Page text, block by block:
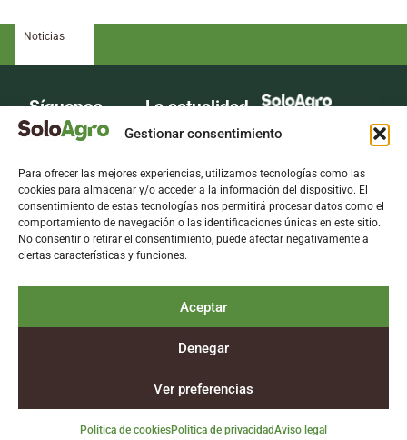
Gestionar consentimiento
Para ofrecer las mejores experiencias, utilizamos tecnologías como las
cookies para almacenar y/o acceder a la información del dispositivo. El
consentimiento de estas tecnologías nos permitirá procesar datos como el
comportamiento de navegación o las identificaciones únicas en este sitio.
No consentir o retirar el consentimiento, puede afectar negativamente a
ciertas características y funciones.
Aceptar
Denegar
Ver preferencias
Política de cookiesPolítica de privacidadAviso legal
Noticias
La voz del sector
La actualidad
del campo en
entrada.
Suscríbete
gratis a
newsletter.
Suscríbete
Síguenos
Política de privacidad